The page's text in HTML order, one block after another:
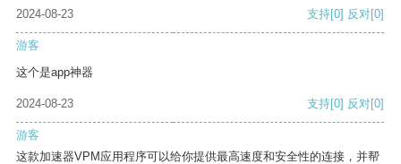
2024-08-23 支持[0] 反对[0]
游客
这个是app神器
2024-08-23 支持[0] 反对[0]
游客
这款加速器VPM应用程序可以给你提供最高速度和安全性的连接，并帮